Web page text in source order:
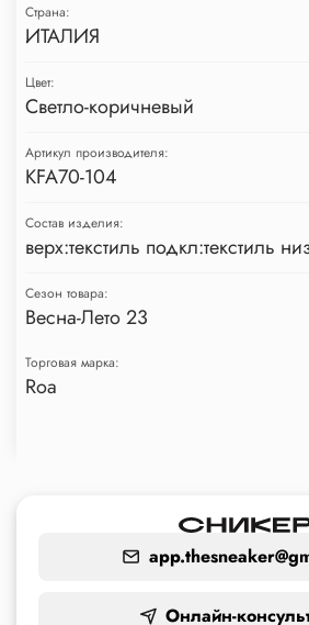
Страна:
ИТАЛИЯ
Цвет:
Светло-коричневый
Артикул производителя:
KFA70-104
Состав изделия:
верх:текстиль подкл:текстиль
Сезон товара:
Весна-Лето 23
Торговая марка:
Roa
Онлайн-